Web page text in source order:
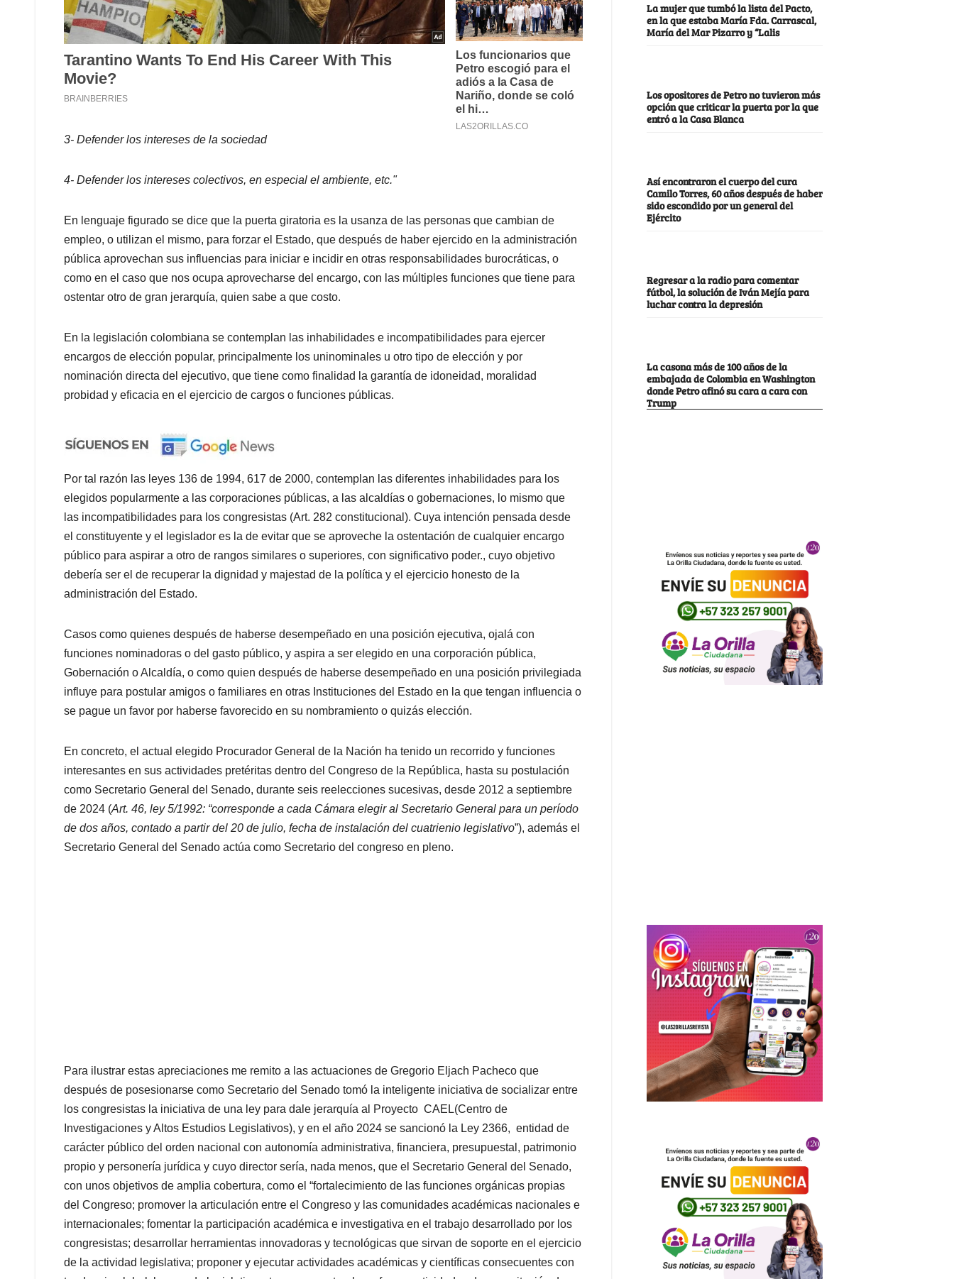
3- Defender los intereses de la sociedad
4- Defender los intereses colectivos, en especial el ambiente, etc."
En lenguaje figurado se dice que la puerta giratoria es la usanza de las personas que cambian de
empleo, o utilizan el mismo, para forzar el Estado, que después de haber ejercido en la administración
pública aprovechan sus influencias para iniciar e incidir en otras responsabilidades burocráticas, o
como en el caso que nos ocupa aprovecharse del encargo, con las múltiples funciones que tiene para
ostentar otro de gran jerarquía, quien sabe a que costo.
En la legislación colombiana se contemplan las inhabilidades e incompatibilidades para ejercer
encargos de elección popular, principalmente los uninominales u otro tipo de elección y por
nominación directa del ejecutivo, que tiene como finalidad la garantía de idoneidad, moralidad
probidad y eficacia en el ejercicio de cargos o funciones públicas.
Por tal razón las leyes 136 de 1994, 617 de 2000, contemplan las diferentes inhabilidades para los
elegidos popularmente a las corporaciones públicas, a las alcaldías o gobernaciones, lo mismo que
las incompatibilidades para los congresistas (Art. 282 constitucional). Cuya intención pensada desde
el constituyente y el legislador es la de evitar que se aproveche la ostentación de cualquier encargo
público para aspirar a otro de rangos similares o superiores, con significativo poder., cuyo objetivo
debería ser el de recuperar la dignidad y majestad de la política y el ejercicio honesto de la
administración del Estado.
Casos como quienes después de haberse desempeñado en una posición ejecutiva, ojalá con
funciones nominadoras o del gasto público, y aspira a ser elegido en una corporación pública,
Gobernación o Alcaldía, o como quien después de haberse desempeñado en una posición privilegiada
influye para postular amigos o familiares en otras Instituciones del Estado en la que tengan influencia o
se pague un favor por haberse favorecido en su nombramiento o quizás elección.
En concreto, el actual elegido Procurador General de la Nación ha tenido un recorrido y funciones
interesantes en sus actividades pretéritas dentro del Congreso de la República, hasta su postulación
como Secretario General del Senado, durante seis reelecciones sucesivas, desde 2012 a septiembre
de 2024 (Art. 46, ley 5/1992: “corresponde a cada Cámara elegir al Secretario General para un período
de dos años, contado a partir del 20 de julio, fecha de instalación del cuatrienio legislativo”), además el
Secretario General del Senado actúa como Secretario del congreso en pleno.
Para ilustrar estas apreciaciones me remito a las actuaciones de Gregorio Eljach Pacheco que
después de posesionarse como Secretario del Senado tomó la inteligente iniciativa de socializar entre
los congresistas la iniciativa de una ley para dale jerarquía al Proyecto CAEL(Centro de
Investigaciones y Altos Estudios Legislativos), y en el año 2024 se sancionó la Ley 2366, entidad de
carácter público del orden nacional con autonomía administrativa, financiera, presupuestal, patrimonio
propio y personería jurídica y cuyo director sería, nada menos, que el Secretario General del Senado,
con unos objetivos de amplia cobertura, como el “fortalecimiento de las funciones orgánicas propias
del Congreso; promover la articulación entre el Congreso y las comunidades académicas nacionales e
internacionales; fomentar la participación académica e investigativa en el trabajo desarrollado por los
congresistas; desarrollar herramientas innovadoras y tecnológicas que sirvan de soporte en el ejercicio
de la actividad legislativa; proponer y ejecutar actividades académicas y científicas consecuentes con
La mujer que tumbó la lista del Pacto,
en la que estaba María Fda. Carrascal,
María del Mar Pizarro y “Lalis
Los opositores de Petro no tuvieron más
opción que criticar la puerta por la que
entró a la Casa Blanca
Así encontraron el cuerpo del cura
Camilo Torres, 60 años después de haber
sido escondido por un general del
Ejército
Regresar a la radio para comentar
fútbol, la solución de Iván Mejía para
luchar contra la depresión
La casona más de 100 años de la
embajada de Colombia en Washington
donde Petro afinó su cara a cara con
Trump